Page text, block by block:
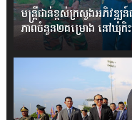
មន្ត្រីជាន់ខ្ពស់ក្រសួងអភិវឌ្
ភាពចំនួន២គម្រោង នៅឃុំកិ